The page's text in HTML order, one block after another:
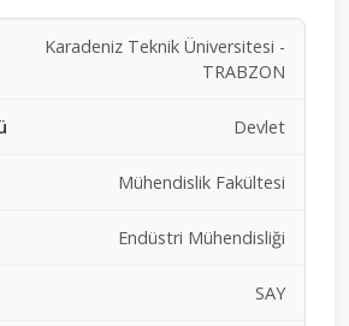
Karadeniz Teknik Üniversitesi -
TRABZON
Devlet
Mühendislik Fakültesi
Endüstri Mühendisliği
SAY